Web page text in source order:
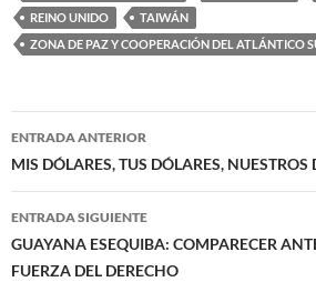
REINO UNIDO
TAIWÁN
ZONA DE PAZ Y COOPERACIÓN DEL ATLÁNTICO
Navegación
de
entradas
ENTRADA ANTERIOR
MIS DÓLARES, TUS DÓLARES, NUESTROS
ENTRADA SIGUIENTE
GUAYANA ESEQUIBA: COMPARECER
FUERZA DEL DERECHO